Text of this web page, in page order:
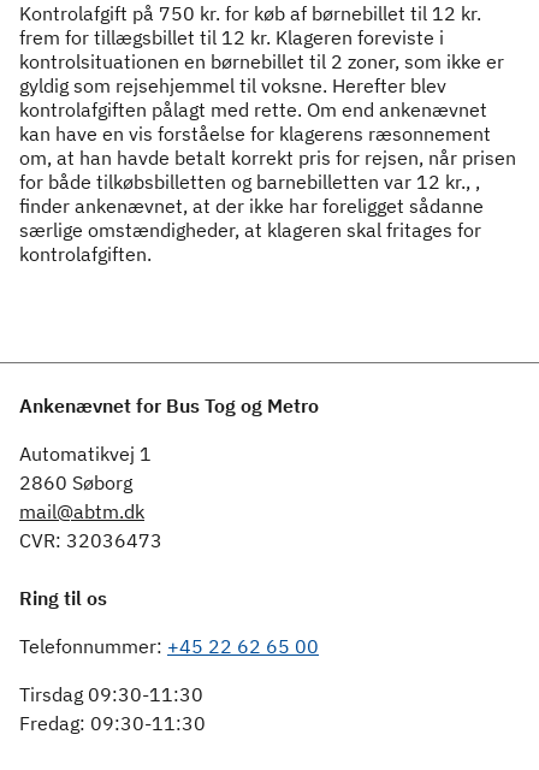
Kontrolafgift på 750 kr. for køb af børnebillet til 12 kr.
frem for tillægsbillet til 12 kr. Klageren foreviste i
kontrolsituationen en børnebillet til 2 zoner, som ikke er
gyldig som rejsehjemmel til voksne. Herefter blev
kontrolafgiften pålagt med rette. Om end ankenævnet
kan have en vis forståelse for klagerens ræsonnement
om, at han havde betalt korrekt pris for rejsen, når prisen
for både tilkøbsbilletten og barnebilletten var 12 kr., ,
finder ankenævnet, at der ikke har foreligget sådanne
særlige omstændigheder, at klageren skal fritages for
kontrolafgiften.
Ankenævnet for Bus Tog og Metro
Automatikvej 1
2860 Søborg
mail@abtm.dk
CVR: 32036473
Ring til os
Telefonnummer: +45 22 62 65 00
Tirsdag 09:30-11:30
Fredag: 09:30-11:30